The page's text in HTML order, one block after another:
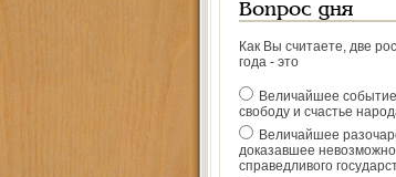
Вопрос дня
Как Вы считаете, две
года - это
Величайшее
свободу и счастье
Величайшее
доказавшее
справедливого